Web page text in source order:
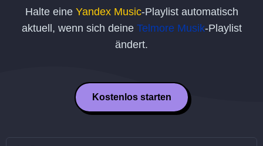
Halte eine Yandex Music-Playlist automatisch
aktuell, wenn sich deine Telmore Musik-Playlist
ändert.
Kostenlos starten